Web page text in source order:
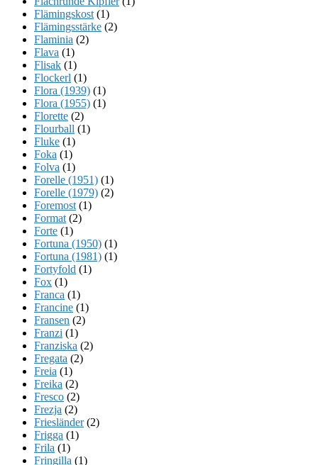
Flämingskost (1)
Flämingsstärke (2)
Flaminia (2)
Flava (1)
Flisak (1)
Flockerl (1)
Flora (1939) (1)
Flora (1955) (1)
Florette (2)
Flourball (1)
Fluke (1)
Foka (1)
Folva (1)
Forelle (1951) (1)
Forelle (1979) (2)
Foremost (1)
Format (2)
Forte (1)
Fortuna (1950) (1)
Fortuna (1981) (1)
Fortyfold (1)
Fox (1)
Franca (1)
Francine (1)
Fransen (2)
Franzi (1)
Franziska (2)
Fregata (2)
Freia (1)
Freika (2)
Fresco (2)
Frezja (2)
Friesländer(2)
Frigga (1)
Frila (1)
Fringilla (1)